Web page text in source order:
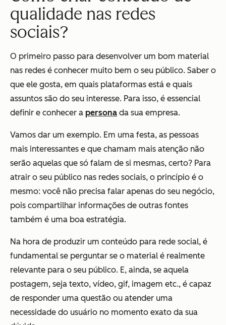
qualidade nas redes
sociais?
O primeiro passo para desenvolver um bom material
nas redes é conhecer muito bem o seu público. Saber o
que ele gosta, em quais plataformas está e quais
assuntos são do seu interesse. Para isso, é essencial
definir e conhecer a persona da sua empresa.
Vamos dar um exemplo. Em uma festa, as pessoas
mais interessantes e que chamam mais atenção não
serão aquelas que só falam de si mesmas, certo? Para
atrair o seu público nas redes sociais, o princípio é o
mesmo: você não precisa falar apenas do seu negócio,
pois compartilhar informações de outras fontes
também é uma boa estratégia.
Na hora de produzir um conteúdo para rede social, é
fundamental se perguntar se o material é realmente
relevante para o seu público. E, ainda, se aquela
postagem, seja texto, vídeo, gif, imagem etc., é capaz
de responder uma questão ou atender uma
necessidade do usuário no momento exato da sua